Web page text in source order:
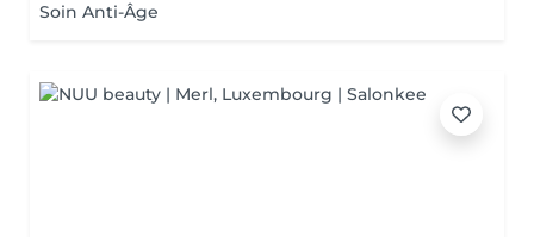
Soin Anti-Âge